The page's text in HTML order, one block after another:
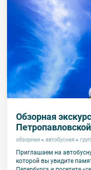
Обзорная
обзорная автобусная
Приглашаем на
которой вы увидите